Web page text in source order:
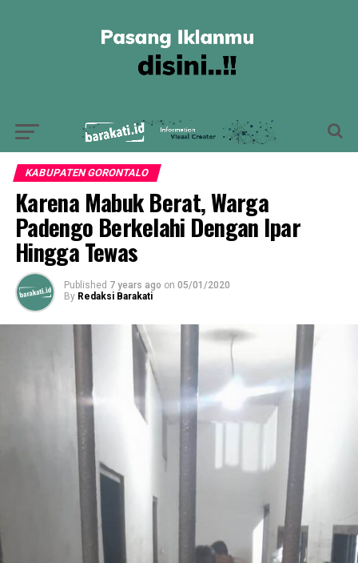
KABUPATEN GORONTALO
Karena Mabuk Berat, Warga
Padengo Berkelahi Dengan Ipar
Hingga Tewas
Published 7 years ago on 05/01/2020
By Redaksi Barakati